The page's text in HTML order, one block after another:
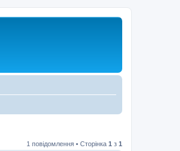
1 повідомлення • Сторінка 1 з 1